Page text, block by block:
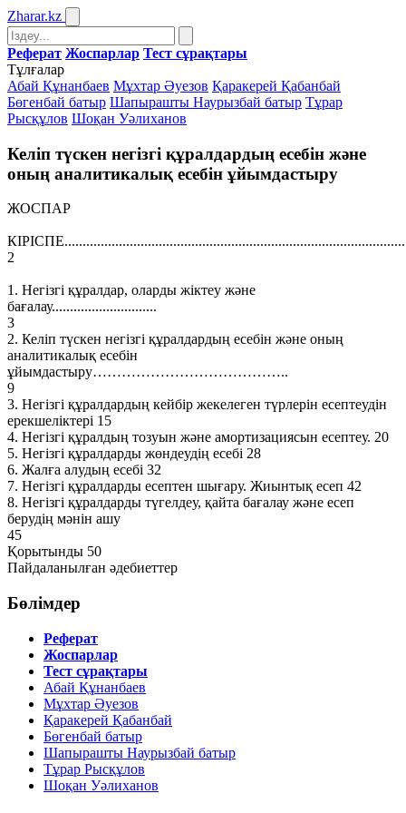
Zharar.kz
Реферат Жоспарлар Тест сұрақтары
Тұлғалар
Абай Құнанбаев Мұхтар Әуезов Қаракерей Қабанбай
Бөгенбай батыр Шапырашты Наурызбай батыр Тұрар
Рысқұлов Шоқан Уәлиханов
Келіп түскен негізгі құралдардың есебін және
оның аналитикалық есебін ұйымдастыру
ЖОСПАР
2
1. Негізгі құралдар, оларды жіктеу және
бағалау.............................
3
2. Келіп түскен негізгі құралдардың есебін және оның
аналитикалық есебін
ұйымдастыру…………………………………..
9
3. Негізгі құралдардың кейбір жекелеген түрлерін есептеудін
ерекшеліктері 15
4. Негізгі құралдың тозуын және амортизациясын есептеу. 20
5. Негізгі құралдарды жөндеудің есебі 28
6. Жалға алудың есебі 32
7. Негізгі құралдарды есептен шығару. Жиынтық есеп 42
8. Негізгі құралдарды түгелдеу, қайта бағалау және есеп
берудің мәнін ашу
45
Қорытынды 50
Пайдаланылған әдебиеттер
Бөлімдер
Реферат
Жоспарлар
Тест сұрақтары
Абай Құнанбаев
Мұхтар Әуезов
Қаракерей Қабанбай
Бөгенбай батыр
Шапырашты Наурызбай батыр
Тұрар Рысқұлов
Шоқан Уәлиханов